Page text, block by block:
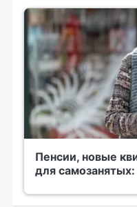
Пенсии, новые
для самозанятых: